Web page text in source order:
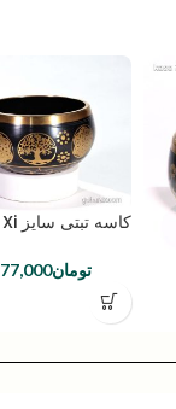
کاسه تبتی سایز Xi
تومان